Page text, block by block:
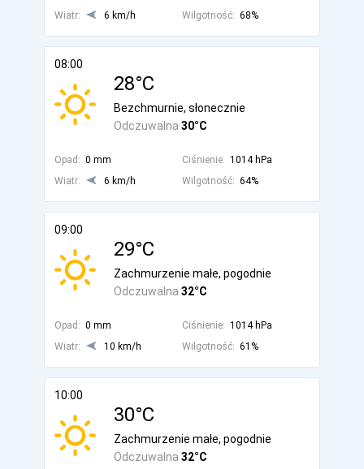
Wiatr: 6 km/h Wilgotność: 68%
08:00
28°C
Odczuwalna 30°C
Bezchmurnie, słonecznie
Opad: 0 mm Ciśnienie: 1014 hPa
Wiatr:
6 km/h Wilgotność: 64%
09:00
29°C
Odczuwalna 32°C
Zachmurzenie małe, pogodnie
Opad: 0 mm Ciśnienie: 1014 hPa
Wiatr:
10 km/h Wilgotność: 61%
10:00
30°C
Odczuwalna 32°C
Zachmurzenie małe, pogodnie